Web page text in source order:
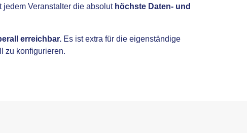
jedem Veranstalter die absolut höchste Daten- und
erreichbar.Es ist extra für die eigenständige
zu konfigurieren.